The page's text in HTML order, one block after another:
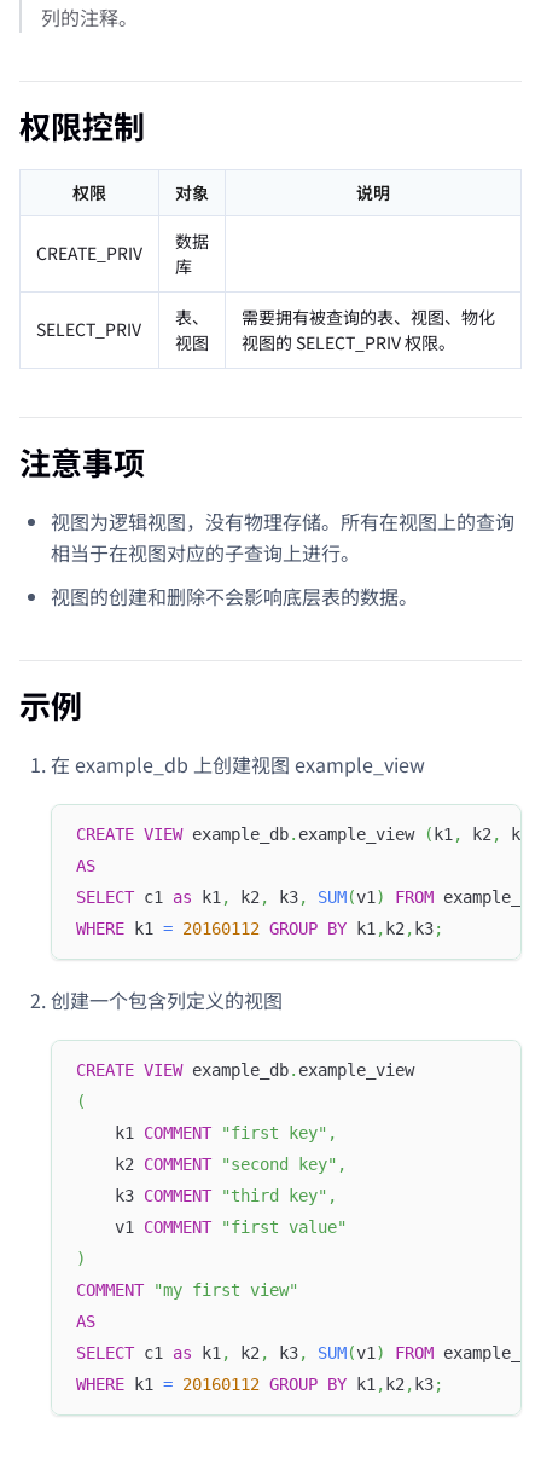
列的注释。
权限控制
权限 对象 说明
CREATE_PRIV
数据
库
SELECT_PRIV
表、
视图
需要拥有被查询的表、视图、物化
视图的 SELECT_PRIV 权限。
注意事项
视图为逻辑视图，没有物理存储。所有在视图上的查询
相当于在视图对应的子查询上进行。
视图的创建和删除不会影响底层表的数据。
示例
在 example_db 上创建视图 example_view
CREATE VIEW example_db. example_view ( k1 , k2 , k3
AS
SELECT c1 as k1 , k2 , k3, SUM(v1 ) FROM
WHERE k1 = 20160112 GROUP BY k1 , k2 , k3;
创建一个包含列定义的视图
CREATE VIEW example_db. example_view
(
    k1
COMMENT "first key" ,
    k2
COMMENT "second key" ,
    k3
COMMENT "third key" ,
    v1
COMMENT
"first value"
)
COMMENT
"my first view"
AS
SELECT c1 as k1, k2, k3, SUM(v1) FROM
WHERE k1 = 20160112 GROUP BY k1, k2, k3;